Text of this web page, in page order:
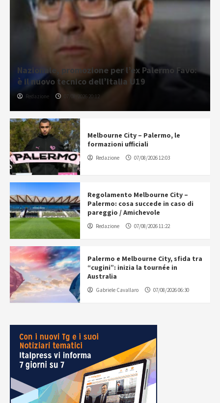
Nazionale, promozione per l’ex Palermo Favo:
è il nuovo tecnico dell’Italia U19
Redazione 07/08/2026 20:12
Melbourne City – Palermo, le
formazioni ufficiali
Redazione 07/08/2026 12:03
Regolamento Melbourne City –
Palermo: cosa succede in caso di
pareggio / Amichevole
Redazione 07/08/2026 11:22
Palermo e Melbourne City, sfida tra
“cugini”: inizia la tournée in
Australia
Gabriele Cavallaro 07/08/2026 06:30